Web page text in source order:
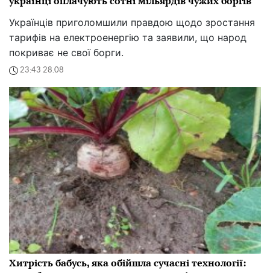
17:25 29.08
Джокер готичного гламура: зірка "Венздей"
Дженна Ортега шокувала Нью-Йорк дірками
Дженна Ортега шокувала Нью-Йорк. Готичний
гламур, величезні платформи та туманна
атмосфера вечора - дізнайся, як зірка ‘Венздей’